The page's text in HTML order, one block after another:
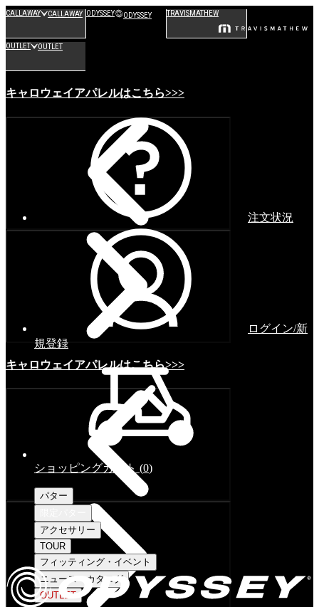
CALLAWAY CALLAWAY ODYSSEY ODYSSEY TRAVISMATHEW
OUTLET OUTLET
キャロウェイアパレルはこちら>>>
キャロウェイアパレルはこちら>>>
注文状況
ログイン/新
規登録
ショッピングカート (0)
パター
アクセサリー
TOUR
フィッティング・イベント
ニュース・カタログ
OUTLET